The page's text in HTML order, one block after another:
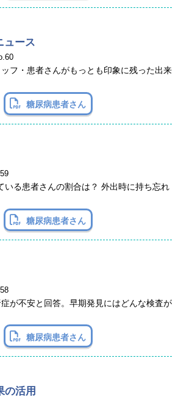
ュース
フ・患者さんがもっとも印象に残った出来
糖尿病患者さん
いる患者さんの割合は？ 外出時に持ち忘れ
糖尿病患者さん
が不安と回答。早期発見にはどんな検査が
糖尿病患者さん
の活用